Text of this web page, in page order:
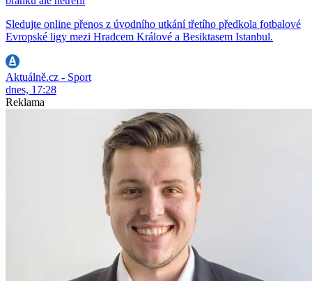
Sledujte online přenos z úvodního utkání třetího předkola fotbalové
Evropské ligy mezi Hradcem Králové a Besiktasem Istanbul.
Aktuálně.cz - Sport
dnes, 17:28
Reklama